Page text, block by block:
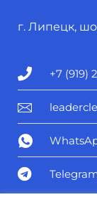
г. Липецк,
+7 (919)